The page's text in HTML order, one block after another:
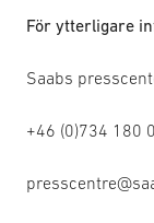
För ytterligare
Saabs
+46 (0)734 180